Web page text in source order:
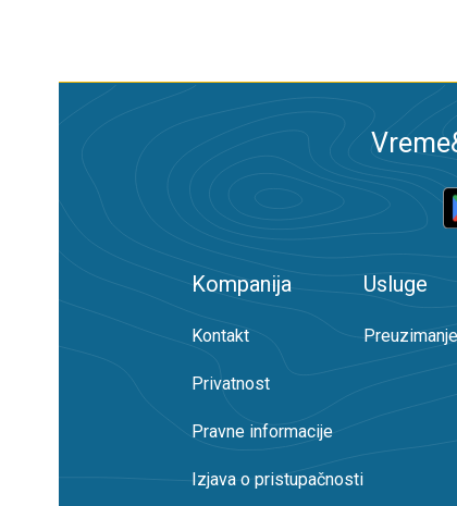
Kompanija
Kontakt
Privatnost
Pravne informacije
Izjava o pristupačnosti
Usluge
Preuzimanje